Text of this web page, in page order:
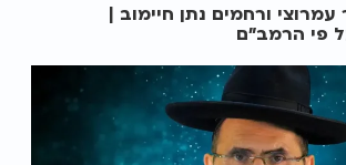
ורחמים נתן חיימוב |
פי הרמב"ם